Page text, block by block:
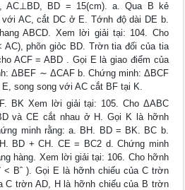
AC⊥BD, BD = 15(cm). a. Qua B kẻ
AC, cắt DC ở E. Tớnh độ dài DE b.
ABCD. Xem lời giải tại: 104. Cho
AC), phõn giỏc BD. Trờn tia đối của tia
ACF = ABD . Gọi E là giao điểm của
ΔBEF ∼ ΔCAF b. Chứng minh: ΔBCF
song song với AC cắt BF tại K.
BK Xem lời giải tại: 105. Cho ΔABC
và CE cắt nhau ở H. Gọi K là hỡnh
minh rằng: a. BH. BD = BK. BC b.
BD + CH. CE = BC2 d. Chứng minh
hàng. Xem lời giải tại: 106. Cho hỡnh
< Bˆ ). Gọi E là hỡnh chiếu của C trờn
C trờn AD, H là hỡnh chiếu của B trờn